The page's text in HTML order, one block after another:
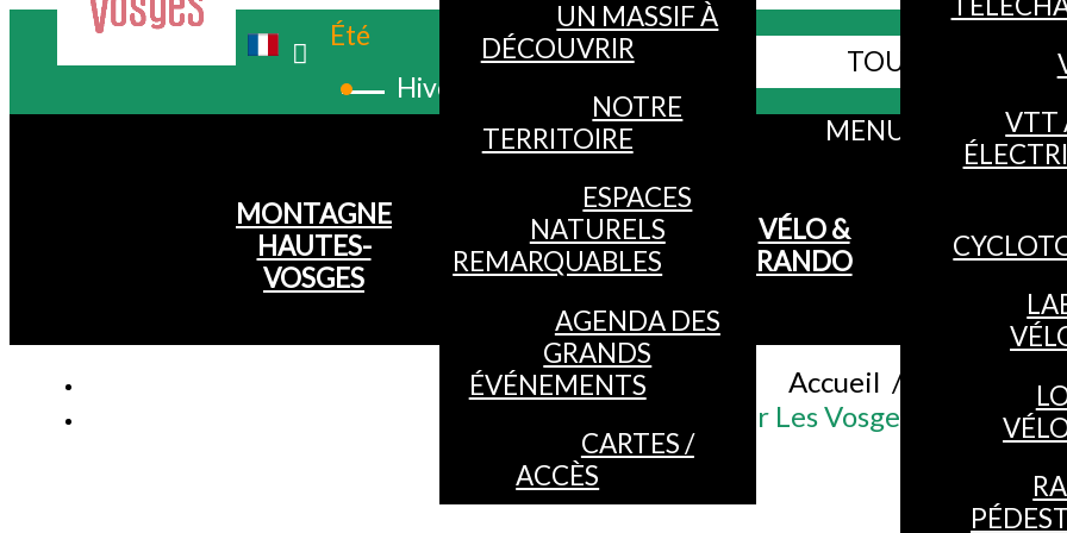
Été
Hiver
Webcams TOUS LES SITES
MENU
MONTAGNE
HAUTES-
VOSGES
UN MASSIF À
DÉCOUVRIR
NOTRE
TERRITOIRE
ESPACES
NATURELS
REMARQUABLES
AGENDA DES
GRANDS
ÉVÉNEMENTS
CARTES /
ACCÈS
VÉLO &
RANDO
VTT
Accueil /
Calendrier Les Vosges vues du ciel